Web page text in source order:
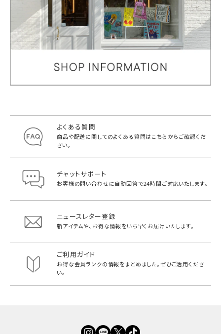
よくある質問
商品や配送に関してのよくある質問はこちらからご確認くだ
さい。
チャットサポート
お客様の問い合わせに自動回答で24時間ご対応いたします。
ニュースレター登録
新アイテムや、お得な情報をいち早く お届けいたします。
ご利用ガイド
お得な会員ランクの情報をまとめました。ぜひご活用くださ
い。